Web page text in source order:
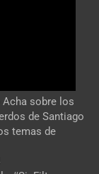
sobre los
de Santiago
temas de